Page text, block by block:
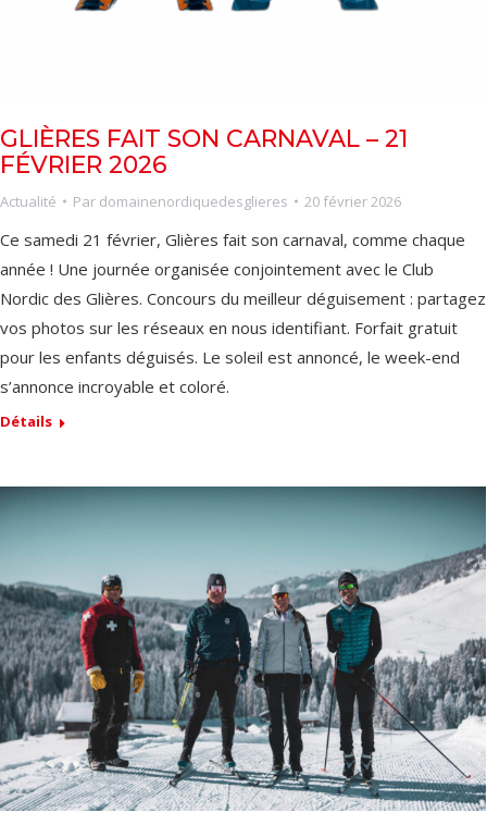
GLIÈRES FAIT SON CARNAVAL – 21
FÉVRIER 2026
Actualité Par domainenordiquedesglieres 20 février 2026
Ce samedi 21 février, Glières fait son carnaval, comme chaque
année ! Une journée organisée conjointement avec le Club
Nordic des Glières. Concours du meilleur déguisement : partagez
vos photos sur les réseaux en nous identifiant. Forfait gratuit
pour les enfants déguisés. Le soleil est annoncé, le week-end
s’annonce incroyable et coloré.
Détails